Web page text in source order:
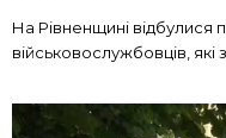
На Рівненщині відбулися
військовослужбовців, які